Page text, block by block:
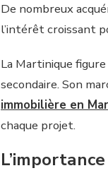
De nombreux
l’intérêt croissant
La Martinique
secondaire. Son
immobilière en
chaque projet.